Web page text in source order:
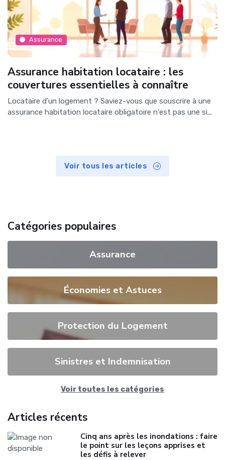
Assurance
Assurance habitation locataire : les
couvertures essentielles à connaître
Locataire d'un logement ? Saviez-vous que souscrire à une
assurance habitation locataire obligatoire n'est pas une si...
Voir tous les articles
Catégories populaires
Assurance
Économies et Astuces
Protection du Logement
Sinistres et Indemnisation
Voir toutes les catégories
Articles récents
Cinq ans après les inondations : faire
le point sur les leçons apprises et
les défis à relever